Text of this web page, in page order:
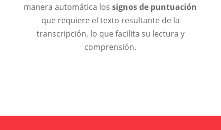
manera automática lossignos de puntuación
que requiere el texto resultante de la
transcripción, lo que facilita su lectura y
comprensión.